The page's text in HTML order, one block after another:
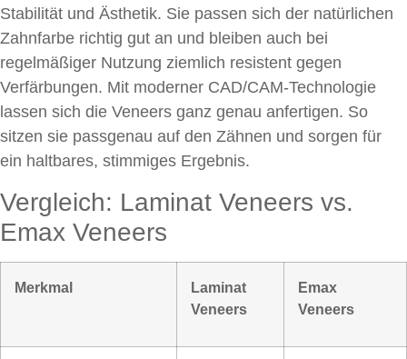
Stabilität und Ästhetik. Sie passen sich der natürlichen
Zahnfarbe richtig gut an und bleiben auch bei
regelmäßiger Nutzung ziemlich resistent gegen
Verfärbungen. Mit moderner CAD/CAM-Technologie
lassen sich die Veneers ganz genau anfertigen. So
sitzen sie passgenau auf den Zähnen und sorgen für
ein haltbares, stimmiges Ergebnis.
Vergleich: Laminat Veneers vs.
Emax Veneers
Merkmal
Laminat
Veneers
Emax
Veneers